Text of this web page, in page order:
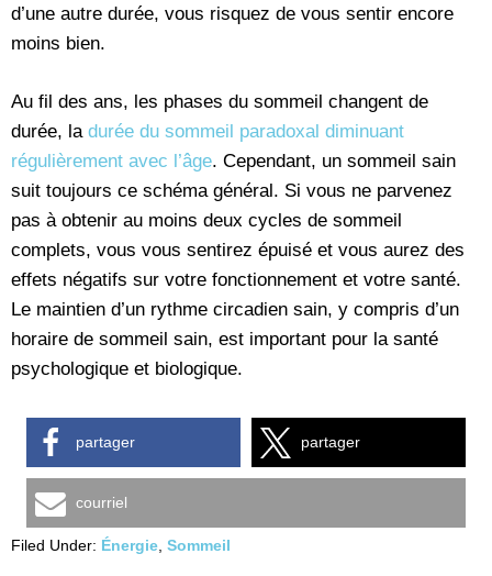
d’une autre durée, vous risquez de vous sentir encore
moins bien.
Au fil des ans, les phases du sommeil changent de
durée, la durée du sommeil paradoxal diminuant
régulièrement avec l’âge. Cependant, un sommeil sain
suit toujours ce schéma général. Si vous ne parvenez
pas à obtenir au moins deux cycles de sommeil
complets, vous vous sentirez épuisé et vous aurez des
effets négatifs sur votre fonctionnement et votre santé.
Le maintien d’un rythme circadien sain, y compris d’un
horaire de sommeil sain, est important pour la santé
psychologique et biologique.
partager partager
courriel
Filed Under: Énergie Sommeil